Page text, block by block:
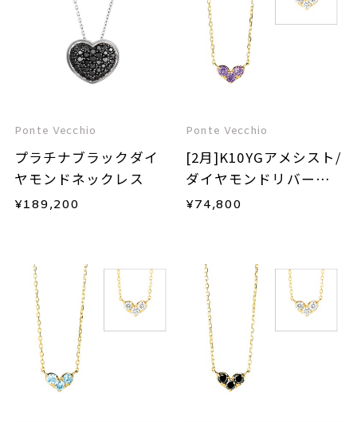
Ponte Vecchio
プラチナブラックダイ
ヤモンドネックレス
¥189,200
Ponte Vecchio
[2月]K10YGアメシスト/
ダイヤモンドリバーシ
ブルネックレス
¥74,800